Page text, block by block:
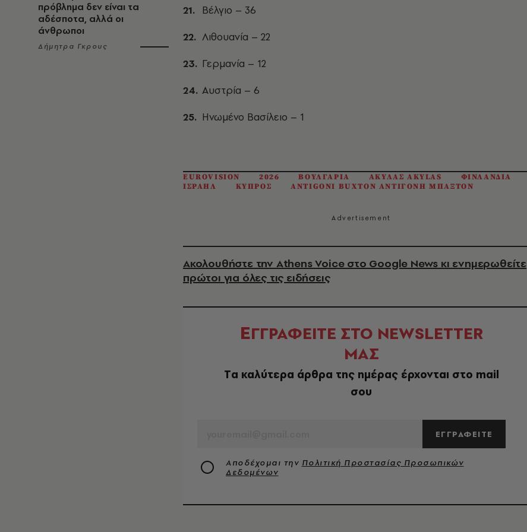
πρόβλημα δεν είναι τα
αδέσποτα, αλλά οι
άνθρωποι
Δήμητρα Γκρους
Βέλγιο – 36
Λιθουανία – 22
Γερμανία – 12
Αυστρία – 6
Ηνωμένο Βασίλειο – 1
EUROVISION 2026 ΒΟΥΛΓΑΡΙΑ ΑΚΥΛΑΣ AKYLAS
ΦΙΝΛΑΝΔΙΑ
ΙΣΡΑΗΛ
ΚΥΠΡΟΣ ANTIGONI BUXTON ΑΝΤΙΓΟΝΗ ΜΠΑΞΤΟΝ
Ακολουθήστε την Athens Voice στο Google News κι ενημερωθείτε
πρώτοι για όλες τις ειδήσεις
ΕΓΓΡΑΦΕΙΤΕ ΣΤΟ NEWSLETTER
ΜΑΣ
Tα καλύτερα άρθρα της ημέρας έρχονται στο mail
σου
ΕΓΓΡΑΦΕΙΤΕ
Αποδέχομαι την Πολιτική Προστασίας Προσωπικών
Δεδομένων